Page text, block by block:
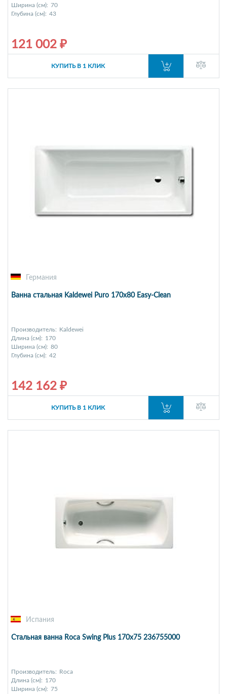
Ширина (см): 70
Глубина (см): 43
121 002 ₽
КУПИТЬ В 1 КЛИК
Германия
Ванна стальная Kaldewei Puro 170х80 Easy-Clean
Производитель:
Kaldewei
Длина (см): 170
Ширина (см): 80
Глубина (см): 42
142 162 ₽
КУПИТЬ В 1 КЛИК
Испания
Стальная ванна Roca Swing Plus 170x75 236755000
Производитель: Roca
Длина (см): 170
Ширина (см): 75